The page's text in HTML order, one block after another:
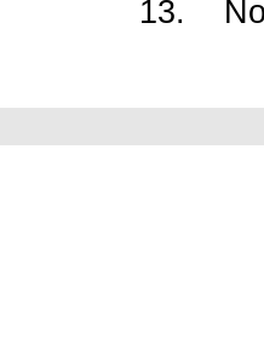
13.